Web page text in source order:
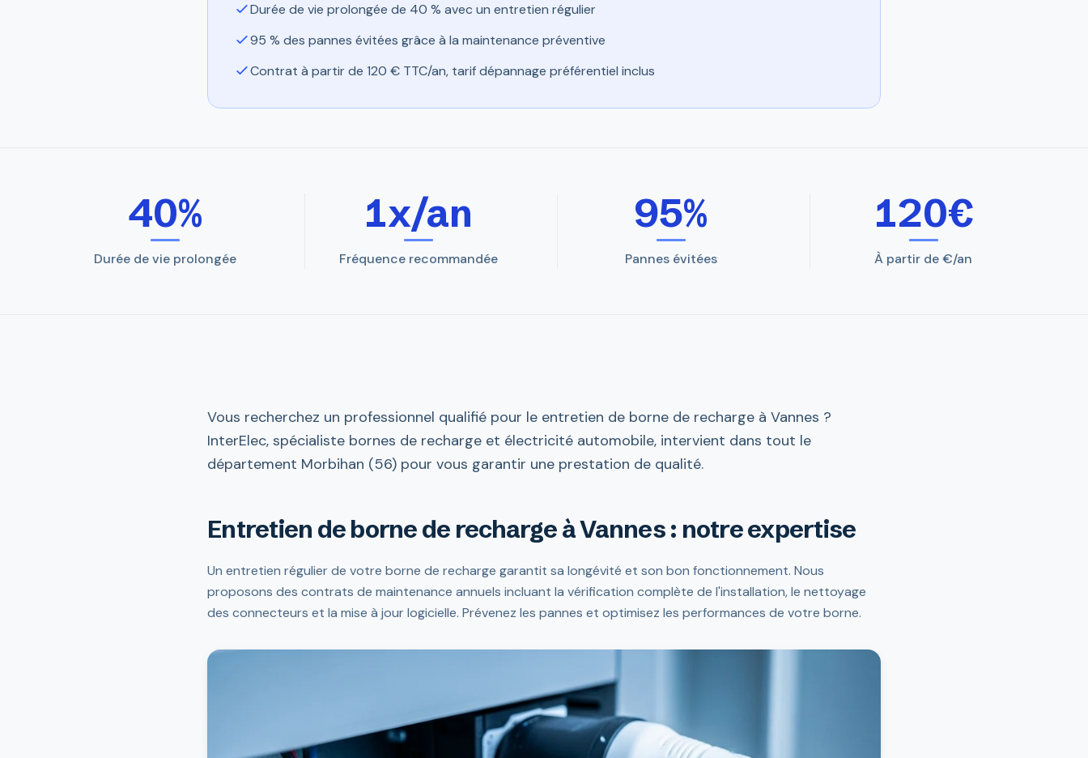
Durée de vie prolongée de 40 % avec un entretien régulier
95 % des pannes évitées grâce à la maintenance préventive
Contrat à partir de 120 € TTC/an, tarif dépannage préférentiel inclus
40%
Durée de vie prolongée
1x/an
Fréquence recommandée
95%
Pannes évitées
120€
À partir de €/an
Vous recherchez un professionnel qualifié pour le entretien de borne de recharge à Vannes ?
InterElec, spécialiste bornes de recharge et électricité automobile, intervient dans tout le
département Morbihan (56) pour vous garantir une prestation de qualité.
Entretien de borne de recharge à Vannes : notre expertise
Un entretien régulier de votre borne de recharge garantit sa longévité et son bon fonctionnement. Nous
proposons des contrats de maintenance annuels incluant la vérification complète de l'installation, le nettoyage
des connecteurs et la mise à jour logicielle. Prévenez les pannes et optimisez les performances de votre borne.